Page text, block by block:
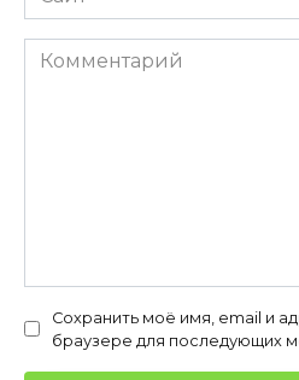
Комментарий
Сохранить моё имя, email и
браузере для последующих